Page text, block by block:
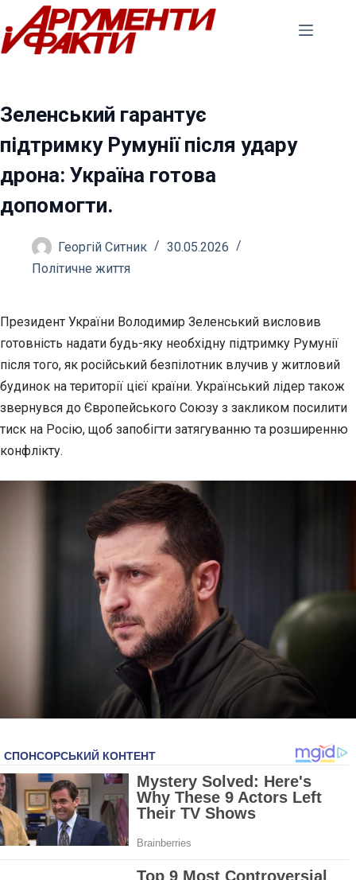
Перейти
до
вмісту
Зеленський гарантує
підтримку Румунії після удару
дрона: Україна готова
допомогти.
Георгій Ситник
30.05.2026
Політичне життя
Президент України Володимир Зеленський висловив
готовність надати будь-яку необхідну підтримку Румунії
після того, як російський безпілотник влучив у житловий
будинок на території цієї країни. Український лідер також
звернувся до Європейського Союзу з закликом посилити
тиск на Росію, щоб запобігти затягуванню та розширенню
конфлікту.